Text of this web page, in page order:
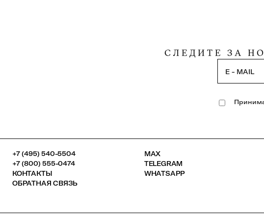
СЛЕДИТЕ ЗА
E - MAIL
+7 (495) 540-5504
+7 (800) 555-0474
КОНТАКТЫ
ОБРАТНАЯ СВЯЗЬ
MAX
TELEGRAM
WHATSAPP